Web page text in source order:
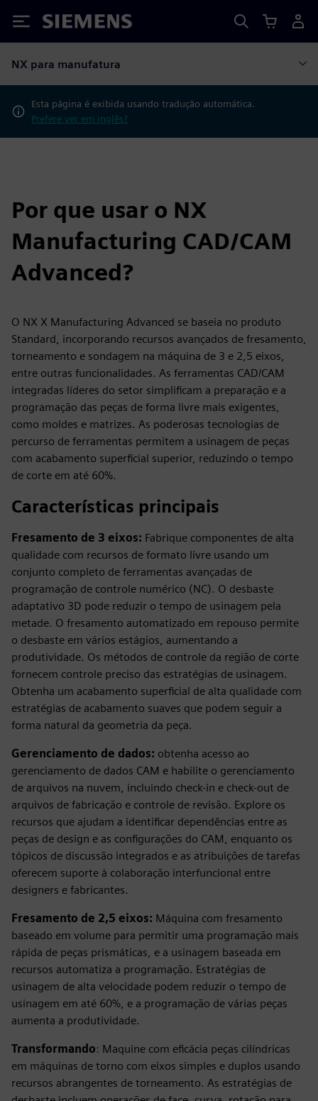
Siemens
NX para manufatura
Esta página é exibida usando tradução automática.
Prefere ver em inglês?
Por que usar o NX
Manufacturing CAD/CAM
Advanced?
O NX X Manufacturing Advanced se baseia no produto
Standard, incorporando recursos avançados de fresamento,
torneamento e sondagem na máquina de 3 e 2,5 eixos,
entre outras funcionalidades. As ferramentas CAD/CAM
integradas líderes do setor simplificam a preparação e a
programação das peças de forma livre mais exigentes,
como moldes e matrizes. As poderosas tecnologias de
percurso de ferramentas permitem a usinagem de peças
com acabamento superficial superior, reduzindo o tempo
de corte em até 60%.
Características principais
Fresamento de 3 eixos: Fabrique componentes de alta
qualidade com recursos de formato livre usando um
conjunto completo de ferramentas avançadas de
programação de controle numérico (NC). O desbaste
adaptativo 3D pode reduzir o tempo de usinagem pela
metade. O fresamento automatizado em repouso permite
o desbaste em vários estágios, aumentando a
produtividade. Os métodos de controle da região de corte
fornecem controle preciso das estratégias de usinagem.
Obtenha um acabamento superficial de alta qualidade com
estratégias de acabamento suaves que podem seguir a
forma natural da geometria da peça.
Gerenciamento de dados: obtenha acesso ao
gerenciamento de dados CAM e habilite o gerenciamento
de arquivos na nuvem, incluindo check-in e check-out de
arquivos de fabricação e controle de revisão. Explore os
recursos que ajudam a identificar dependências entre as
peças de design e as configurações do CAM, enquanto os
tópicos de discussão integrados e as atribuições de tarefas
oferecem suporte à colaboração interfuncional entre
designers e fabricantes.
Fresamento de 2,5 eixos: Máquina com fresamento
baseado em volume para permitir uma programação mais
rápida de peças prismáticas, e a usinagem baseada em
recursos automatiza a programação. Estratégias de
usinagem de alta velocidade podem reduzir o tempo de
usinagem em até 60%, e a programação de várias peças
aumenta a produtividade.
Transformando: Maquine com eficácia peças cilíndricas
em máquinas de torno com eixos simples e duplos usando
recursos abrangentes de torneamento. As estratégias de